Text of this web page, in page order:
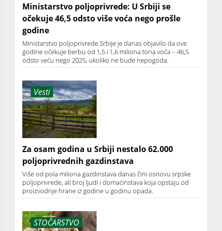
Ministarstvo poljoprivrede: U Srbiji se
očekuje 46,5 odsto više voća nego prošle
godine
Ministarstvo poljoprivrede Srbije je danas objavilo da ove
godine očekuje berbu od 1,5 i 1,6 miliona tona voća – 46,5
odsto veću nego 2025, ukoliko ne bude nepogoda.
Vesti
Za osam godina u Srbiji nestalo 62.000
poljoprivrednih gazdinstava
Više od pola miliona gazdinstava danas čini osnovu srpske
poljoprivrede, ali broj ljudi i domaćinstava koja opstaju od
proizvodnje hrane iz godine u godinu opada.
STOČARSTVO